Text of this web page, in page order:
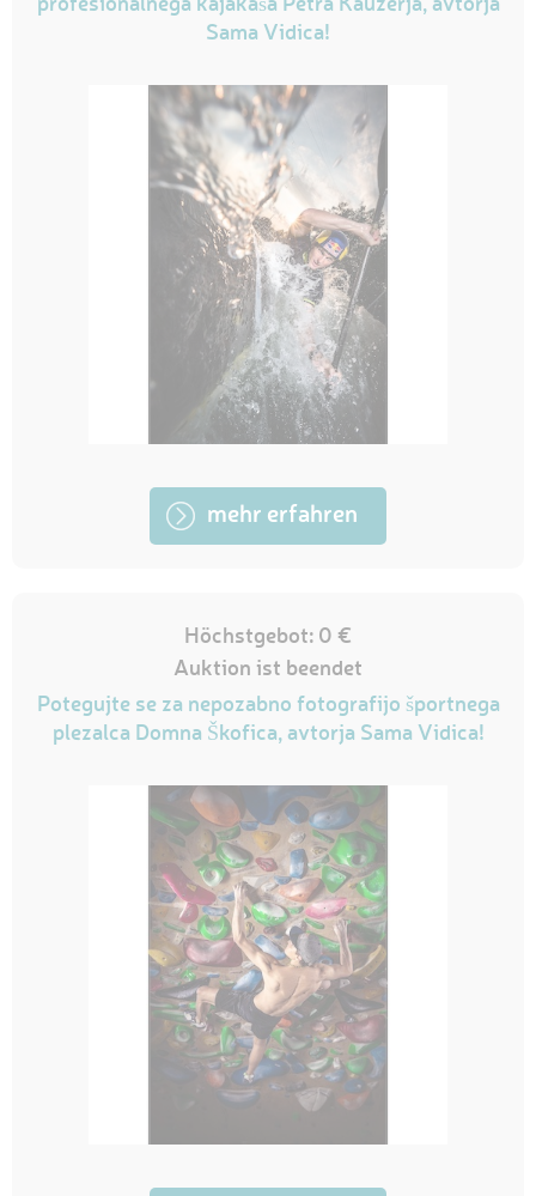
Sama Vidica!
mehr erfahren
Höchstgebot: 0 €
Auktion ist beendet
Potegujte se za nepozabno fotografijo športnega
plezalca Domna Škofica, avtorja Sama Vidica!